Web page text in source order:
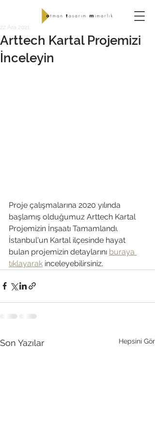
Arttech Kartal Projemizi
İnceleyin
22 Ara 2021
Proje çalışmalarına 2020 yılında
başlamış olduğumuz Arttech Kartal
Projemizin İnşaatı Tamamlandı.
İstanbul'un Kartal ilçesinde hayat
bulan projemizin detaylarını buraya
tıklayarak inceleyebilirsiniz.
Son Yazılar Hepsini Gör